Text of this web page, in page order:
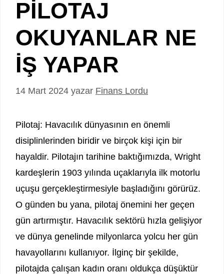
PİLOTAJ
OKUYANLAR NE
İŞ YAPAR
14 Mart 2024 yazar Finans Lordu
Pilotaj: Havacılık dünyasının en önemli
disiplinlerinden biridir ve birçok kişi için bir
hayaldir. Pilotajın tarihine baktığımızda, Wright
kardeşlerin 1903 yılında uçaklarıyla ilk motorlu
uçuşu gerçekleştirmesiyle başladığını görürüz.
O günden bu yana, pilotaj önemini her geçen
gün artırmıştır. Havacılık sektörü hızla gelişiyor
ve dünya genelinde milyonlarca yolcu her gün
havayollarını kullanıyor. İlginç bir şekilde,
pilotajda çalışan kadın oranı oldukça düşüktür